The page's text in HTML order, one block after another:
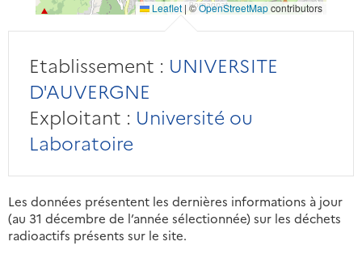
Leaflet | ©OpenStreetMapcontributors
Etablissement : UNIVERSITE
D'AUVERGNE
Exploitant : Université ou
Laboratoire
Les données présentent les dernières informations à jour
(au 31 décembre de l’année sélectionnée) sur les déchets
radioactifs présents sur le site.